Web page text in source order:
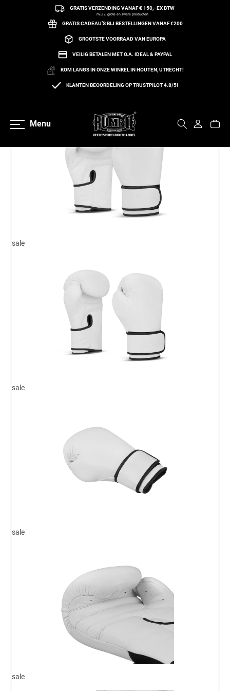
naar de contentGRATIS VERZENDING VANAF € 150,- EX BTW
m.u.v. grote en zware producten
GRATIS CADEAU’S BIJ BESTELLINGEN VANAF €200
GROOTSTE VOORRAAD VAN EUROPA
VEILIG BETALEN MET O.A. IDEAL & PAYPAL
KOM LANGS IN ONZE WINKEL IN HOUTEN, UTRECHT!
KLANTEN BEOORDELING OP TRUSTPILOT 4.8/5!
Menu
sale
sale
sale
sale